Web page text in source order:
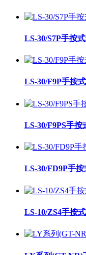
LS-30/S7P手按
LS-30/F9P手按
LS-30/F9PS手
LS-30/FD9P手
LS-10/ZS4手按